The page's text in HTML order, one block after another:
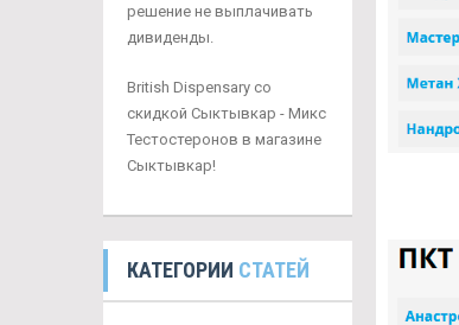
решение не выплачивать
дивиденды.
British Dispensary со
скидкой Сыктывкар - Микс
Тестостеронов в магазине
Сыктывкар!
КАТЕГОРИИ СТАТЕЙ